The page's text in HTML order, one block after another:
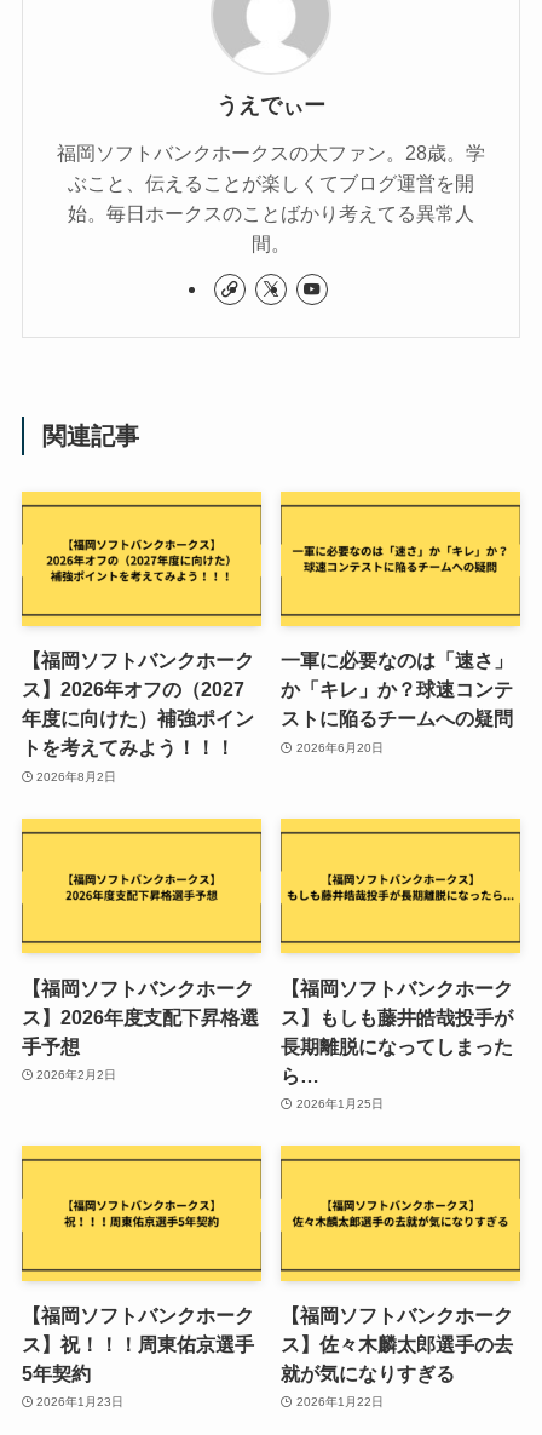
うえでぃー
福岡ソフトバンクホークスの大ファン。28歳。学
ぶこと、伝えることが楽しくてブログ運営を開
始。毎日ホークスのことばかり考えてる異常人
間。
関連記事
【福岡ソフトバンクホーク
ス】2026年オフの（2027
年度に向けた）補強ポイン
トを考えてみよう！！！
2026年8月2日
一軍に必要なのは「速さ」
か「キレ」か？球速コンテ
ストに陥るチームへの疑問
2026年6月20日
【福岡ソフトバンクホーク
ス】2026年度支配下昇格選
手予想
2026年2月2日
【福岡ソフトバンクホーク
ス】もしも藤井皓哉投手が
長期離脱になってしまった
ら…
2026年1月25日
【福岡ソフトバンクホーク
ス】祝！！！周東佑京選手
5年契約
2026年1月23日
【福岡ソフトバンクホーク
ス】佐々木麟太郎選手の去
就が気になりすぎる
2026年1月22日